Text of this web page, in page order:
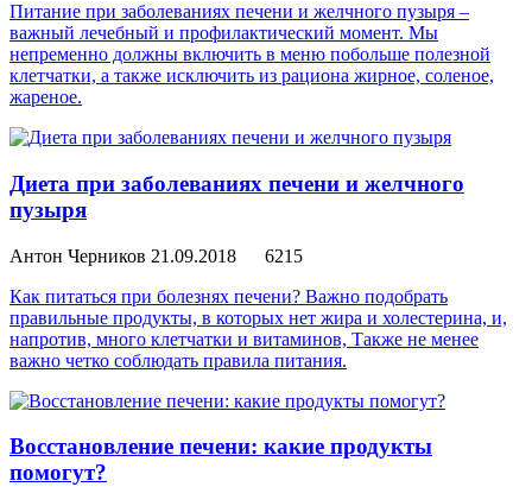
Питание при заболеваниях печени и желчного пузыря –
важный лечебный и профилактический момент. Мы
непременно должны включить в меню побольше полезной
клетчатки, а также исключить из рациона жирное, соленое,
жареное.
Диета при заболеваниях печени и желчного
пузыря
Антон Черников 21.09.2018
6215
Как питаться при болезнях печени? Важно подобрать
правильные продукты, в которых нет жира и холестерина, и,
напротив, много клетчатки и витаминов, Также не менее
важно четко соблюдать правила питания.
Восстановление печени: какие продукты
помогут?